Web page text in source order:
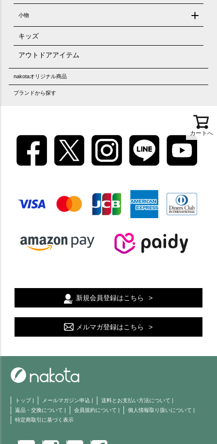
カートへ
小物
キッズ
アウトドアアイテム
nakotaオリジナル商品
ブランドから探す
新規会員登録はこちら
メルマガ登録はこちら
トップ| メールマガジン申込 | 送料とお支払い方法について |
返品・交換について | 会員規約について | 個人情報取り扱いについて |
特定商取引に基づく表示